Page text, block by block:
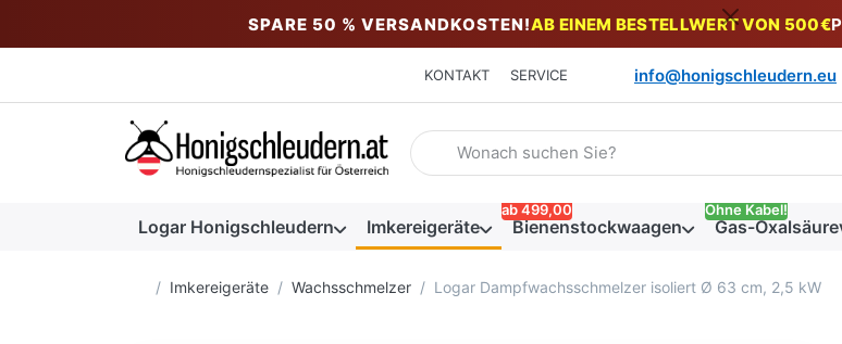
SPARE 50 % VERSANDKOSTEN!AB EINEM BESTELLWERT VON 500€
KONTAKT SERVICE info@honigschleudern.eu
Geben Sie einen Suchbegriff ein. Während Sie tippen,
Logar Honigschleudern Imkereigeräte Bienenstockwaagen
ab 499,00
Gas-
Ohne Kabel!
Startseite
Imkereigeräte Wachsschmelzer Logar Dampfwachsschmelzer isoliert Ø 63 cm, 2,5 kW